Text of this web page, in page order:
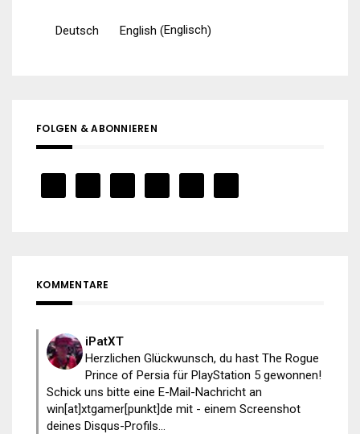
Deutsch English (Englisch)
FOLGEN & ABONNIEREN
KOMMENTARE
iPatXT
Herzlichen Glückwunsch, du hast The Rogue
Prince of Persia für PlayStation 5 gewonnen!
Schick uns bitte eine E-Mail-Nachricht an
win[at]xtgamer[punkt]de mit - einem Screenshot
deines Disqus-Profils...